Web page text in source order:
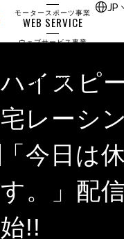
モータースポーツ事業
WEB SERVICE
ウェブサービス事業
RECRUIT
CONTACT
JP
ハイスピ
宅レーシ
「今日は
す。」配
始!!